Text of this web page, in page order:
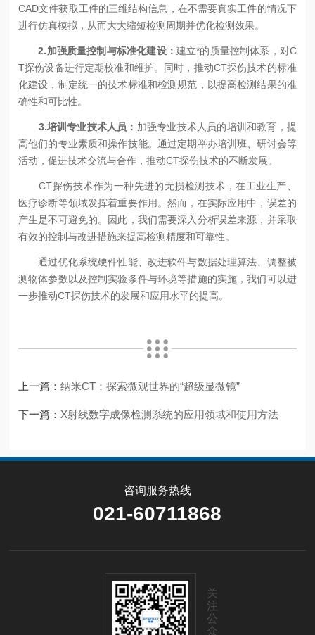
CAD文件获取工件的三维结构信息，在不需要真实工件的情况下
进行仿真模拟，从而大大缩短检测周期并优化检测效果。
2.加强质量控制与标准化建设： 建立*的质量控制体系，对C
T探伤设备进行定期校准和维护。同时，推动CT探伤技术的标准
化建设，制定统一的技术标准和检测规范，以提高检测结果的准
确性和可比性。
3.培训专业技术人员： 加强专业技术人员的培训和教育，提
高他们的专业素质和操作技能。通过定期举办培训班、研讨会等
活动，促进技术交流与合作，推动CT探伤技术的不断发展。
CT探伤技术作为一种先进的无损检测技术，在工业生产、
医疗诊断等领域发挥着重要作用。然而，在实际应用中，误差的
产生是不可避免的。因此，我们需要深入分析误差来源，并采取
有效的控制与改进措施来提高检测精度和可靠性。
通过优化系统硬件性能、改进软件与数据处理算法、调整被
测物体参数以及控制实验条件与环境等措施的实施，我们可以进
一步推动CT探伤技术的发展和应用水平的提高。
上一篇：纳米CT：探索微观世界的“超级显微镜”
下一篇： X射线数字成像检测系统的应用领域和使用方法
咨询服务热线
021-60711868
关
注
公
众